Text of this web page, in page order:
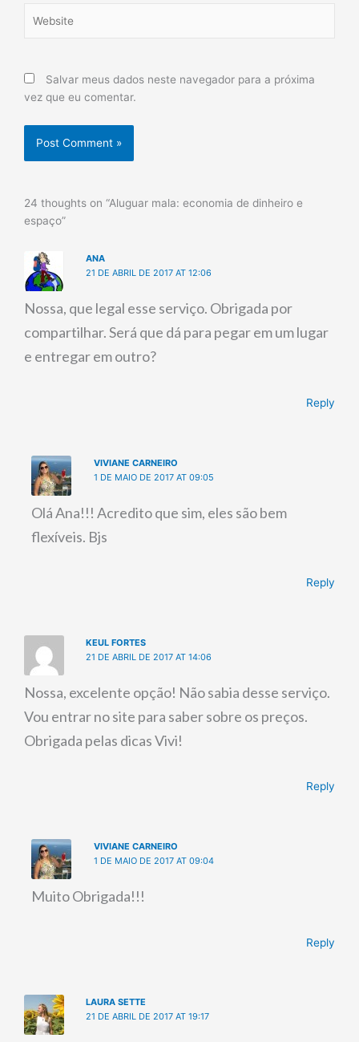
Salvar meus dados neste navegador para a próxima
vez que eu comentar.
24 thoughts on “Aluguar mala: economia de dinheiro e
espaço”
ANA
21 DE ABRIL DE 2017 AT 12:06
Nossa, que legal esse serviço. Obrigada por
compartilhar. Será que dá para pegar em um lugar
e entregar em outro?
Reply
VIVIANE CARNEIRO
1 DE MAIO DE 2017 AT 09:05
Olá Ana!!! Acredito que sim, eles são bem
flexíveis. Bjs
Reply
KEUL FORTES
21 DE ABRIL DE 2017 AT 14:06
Nossa, excelente opção! Não sabia desse serviço.
Vou entrar no site para saber sobre os preços.
Obrigada pelas dicas Vivi!
Reply
VIVIANE CARNEIRO
1 DE MAIO DE 2017 AT 09:04
Muito Obrigada!!!
Reply
LAURA SETTE
21 DE ABRIL DE 2017 AT 19:17